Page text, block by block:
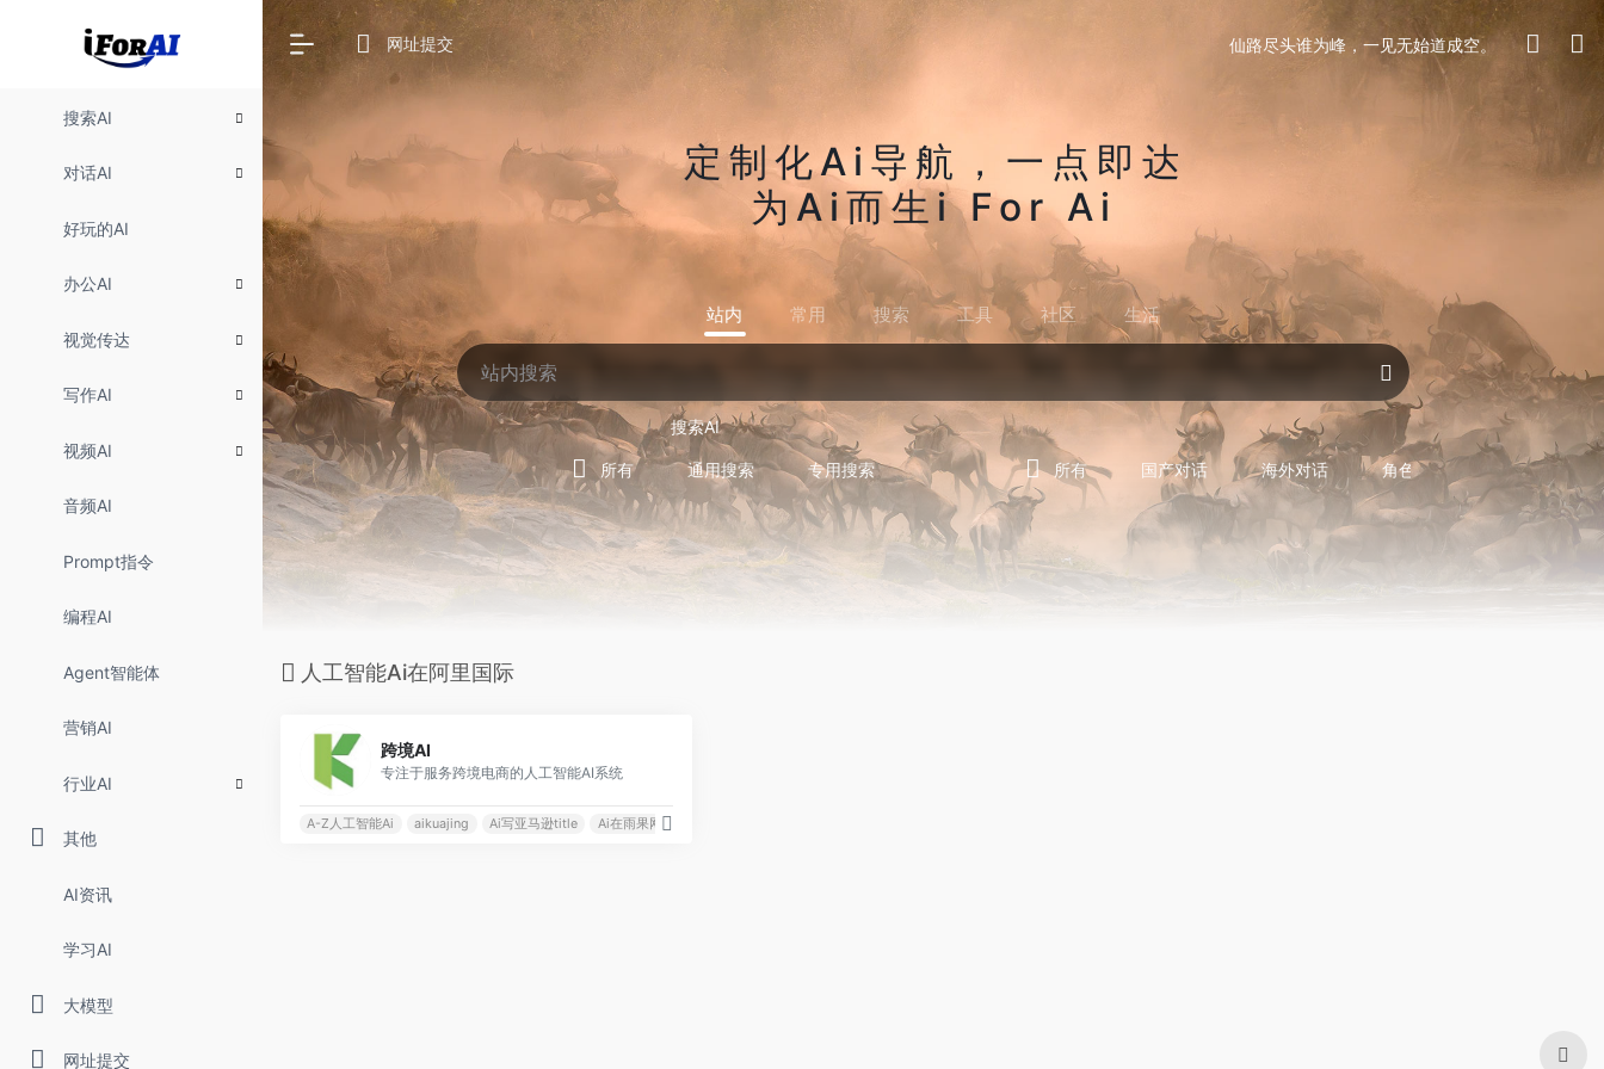
搜索AI
对话AI
好玩的AI
办公AI
视觉传达
写作AI
视频AI
音频AI
Prompt指令
编程AI
Agent智能体
营销AI
行业AI
其他
AI资讯
学习AI
大模型
网址提交
网址提交 仙路尽头谁为峰，一见无始道成空。
定制化Ai导航，一点即达
为Ai而生i For Ai
站内 常用 搜索 工具 社区 生活
搜索AI
所有 通用搜索 专用搜索
对话AI
所有 国产对话 海外对话 角色型对话 专用型对话
人工智能Ai在阿里国际
跨境AI
专注于服务跨境电商的人工智能AI系统
A-Z人工智能Ai aikuajing Ai写亚马逊title Ai在雨果网